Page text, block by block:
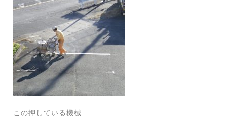
この押している機械